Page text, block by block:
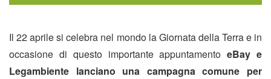
Il 22 aprile si celebra nel mondo la Giornata della Terra e in
occasione di questo importante appuntamentoeBay e
Legambiente lanciano una campagna comune per